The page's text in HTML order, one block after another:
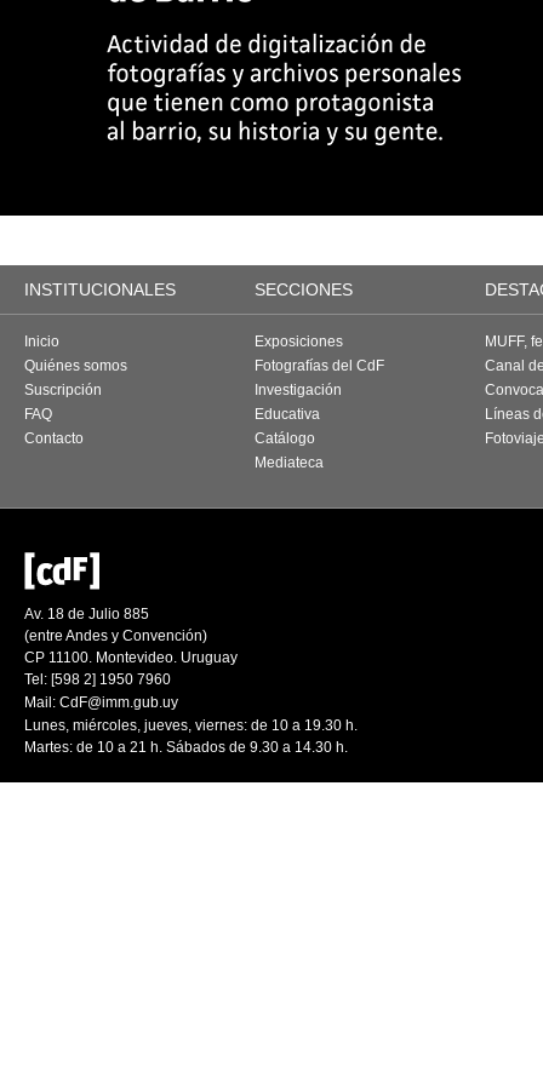
INSTITUCIONALES SECCIONES
Inicio
Quiénes somos
Suscripción
FAQ
Contacto
Exposiciones
Fotografías del CdF
Investigación
Educativa
Catálogo
Mediateca
MUFF,
Canal
Líneas
Av. 18 de Julio 885
(entre Andes y Convención)
CP 11100. Montevideo. Uruguay
Tel: [598 2] 1950 7960
Mail: CdF@imm.gub.uy
Lunes, miércoles, jueves, viernes: de 10 a 19.30 h.
Martes: de 10 a 21 h. Sábados de 9.30 a 14.30 h.